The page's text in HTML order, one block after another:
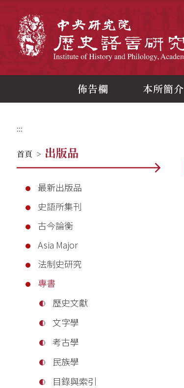
佈告欄 本所簡介
:::
首頁 > 出版品
最新出版品
史語所集刊
古今論衡
Asia Major
法制史研究
專書
歷史文獻
文字學
考古學
民族學
目錄與索引